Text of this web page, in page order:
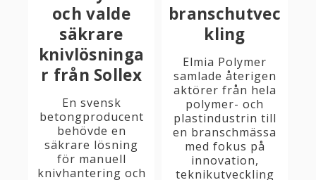
och valde
säkrare
knivlösninga
r från Sollex
En svensk
betongproducent
behövde en
säkrare lösning
för manuell
knivhantering och
branschutvec
kling
Elmia Polymer
samlade återigen
aktörer från hela
polymer- och
plastindustrin till
en branschmässa
med fokus på
innovation,
teknikutveckling